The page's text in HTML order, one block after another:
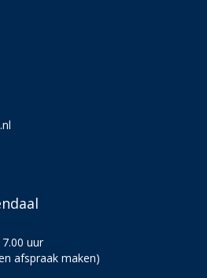
uur
afspraak maken)